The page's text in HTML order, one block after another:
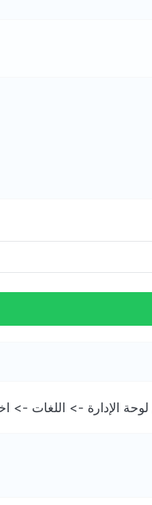
الإدارة -> اللغات ->